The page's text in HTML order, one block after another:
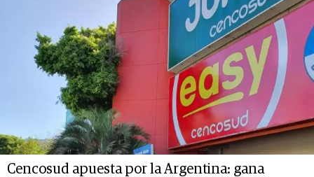
Cencosud apuesta por la Argentina: gana